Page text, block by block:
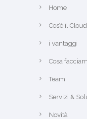
Home
Cos’è il
i vantaggi
Cosa
Team
Servizi &
Novità